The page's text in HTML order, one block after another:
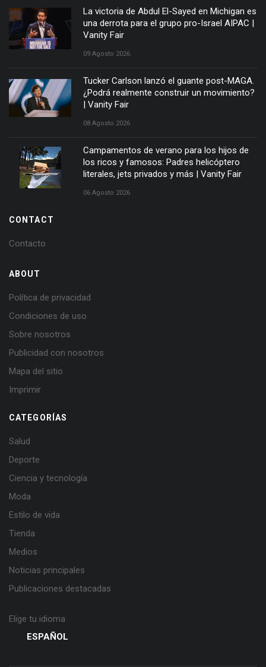
La victoria de Abdul El-Sayed en Michigan es
una derrota para el grupo pro-Israel AIPAC |
Vanity Fair
09 Agosto 2026
Tucker Carlson lanzó el guante post-MAGA.
¿Podrá realmente construir un movimiento?
| Vanity Fair
08 Agosto 2026
Campamentos de verano para los hijos de
los ricos y famosos: Padres helicóptero
literales, jets privados y más | Vanity Fair
06 Agosto 2026
CONTACT
Contacto
ABOUT
Política de privacidad
Condiciones de uso
Sobre nosotros
Publicidad con nosotros
Mapa del sitio
Imprimir
CATEGORÍAS
Salud
Deporte
Ciencia y tecnología
Moda
Estilo de vida
Tienda
Medios
Noticias principales
Publicaciones destacadas
Elige tu idioma
ESPAÑOL